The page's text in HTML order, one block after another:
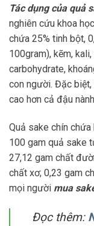
Tác dụng của quả
nghiên cứu khoa
chứa 25% tinh bột,
100gram), kẽm,
carbohydrate,
con người. Đặc
cao hơn cả đậu
Quả sake chín
100 gam quả sake
27,12 gam chất
chất xơ; 0,23 gam
mọi người mua
Đọc thêm: